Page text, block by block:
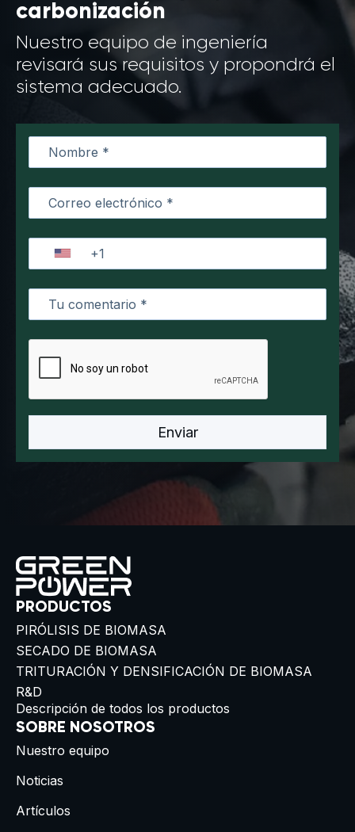
carbonización
Nuestro equipo de ingeniería
revisará sus requisitos y propondrá el
sistema adecuado.
PRODUCTOS
PIRÓLISIS DE BIOMASA
SECADO DE BIOMASA
TRITURACIÓN Y DENSIFICACIÓN DE BIOMASA
R&D
Descripción de todos los productos
SOBRE NOSOTROS
Nuestro equipo
Noticias
Artículos